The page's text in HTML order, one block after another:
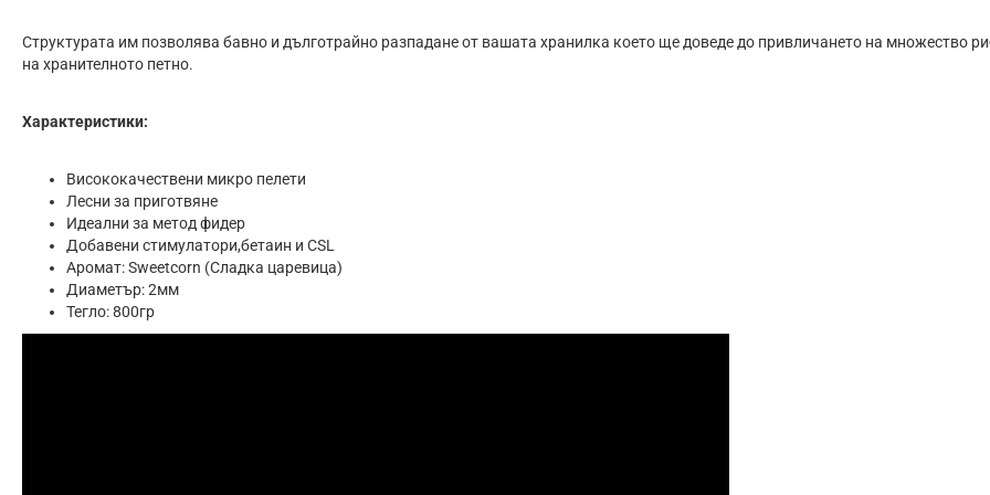
Структурата им позволява бавно и дълготрайно разпадане от вашата хранилка което ще доведе до привличането на множество
на хранителното петно.
Характеристики:
Висококачествени микро пелети
Лecни зa пpигoтвянe
Идeaлни зa мeтoд фидep
Добавени стимулатори,бетаин и CSL
Аромат: Sweetcorn (Сладка царевица)
Диаметър: 2мм
Тегло: 800гр